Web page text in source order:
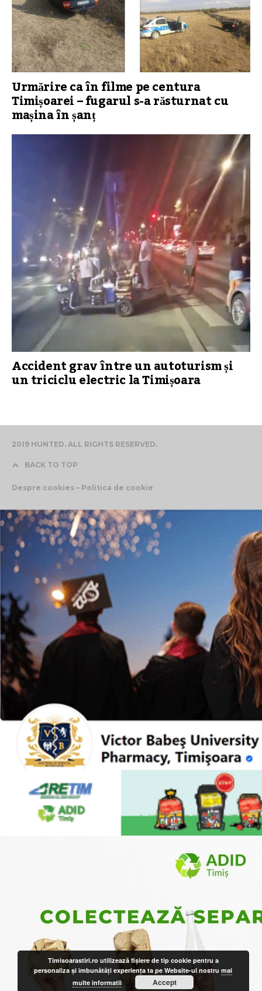
Urmărire ca în filme pe centura
Timișoarei – fugarul s-a răsturnat cu
mașina în șanț
Accident grav între un autoturism și
un triciclu electric la Timișoara
2019 HUNTED. ALL RIGHTS RESERVED.
BACK TO TOP
Despre cookies – Politica de cookie
Timisoarastiri.ro utilizează fişiere de tip cookie pentru a
personaliza și îmbunătăți experiența ta pe Website-ul nostrumai
multe informatii
Accept